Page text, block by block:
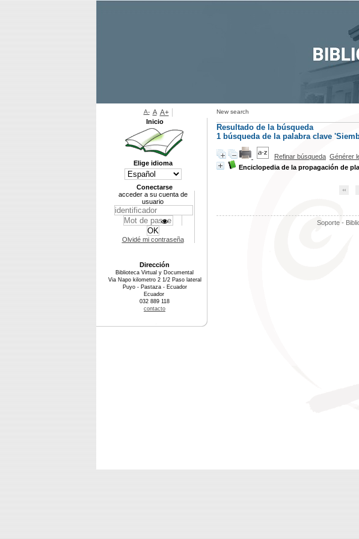
New search
Resultado de la búsqueda
1 búsqueda de la palabra clave
Refinar búsqueda Générer
Enciclopedia de la propagación de
Soporte -
A- A A+
Inicio
Elige idioma
Conectarse
acceder a su cuenta de
usuario
Olvidé mi contraseña
Dirección
Biblioteca Virtual y Documental
Via Napo kilometro 2 1/2 Paso lateral
Puyo - Pastaza - Ecuador
Ecuador
032 889 118
contacto